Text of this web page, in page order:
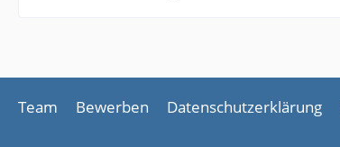
Team Bewerben Datenschutzerklärung